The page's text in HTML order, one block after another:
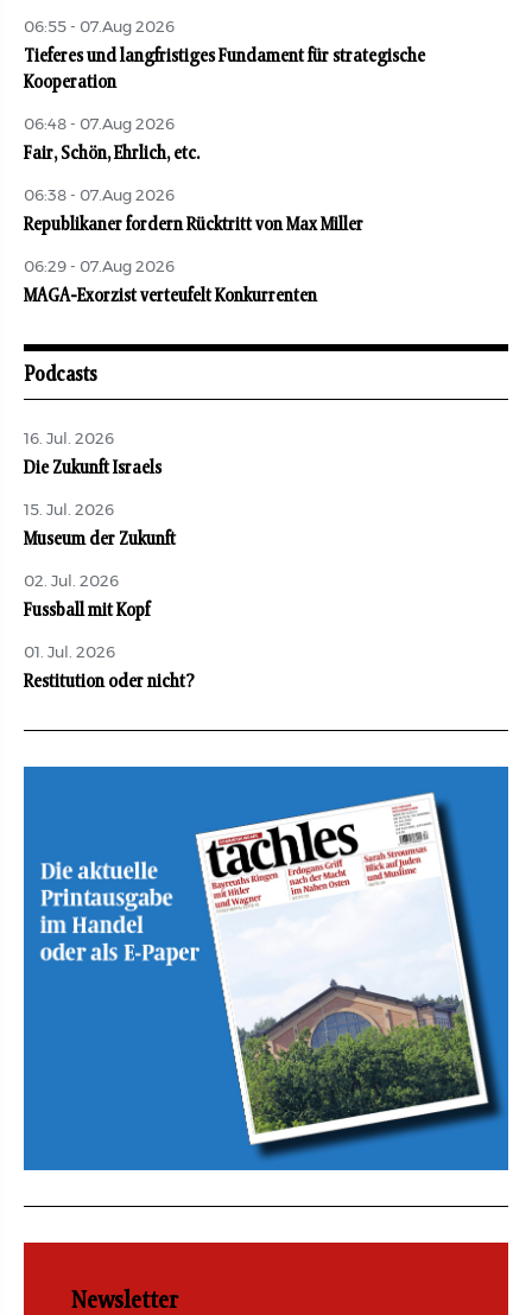
06:55 - 07.Aug 2026
Tieferes und langfristiges Fundament für strategische
Kooperation
06:48 - 07.Aug 2026
Fair, Schön, Ehrlich, etc.
06:38 - 07.Aug 2026
Republikaner fordern Rücktritt von Max Miller
06:29 - 07.Aug 2026
MAGA-Exorzist verteufelt Konkurrenten
Podcasts
16. Jul. 2026
Die Zukunft Israels
15. Jul. 2026
Museum der Zukunft
02. Jul. 2026
Fussball mit Kopf
01. Jul. 2026
Restitution oder nicht?
Newsletter